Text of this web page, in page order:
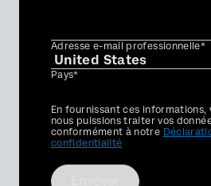
Adresse e-mail professionnelle*
Pays*
Privacy
Optin
En fournissant ces informations,
nous puissions traiter vos
conformément à notre
confidentialité